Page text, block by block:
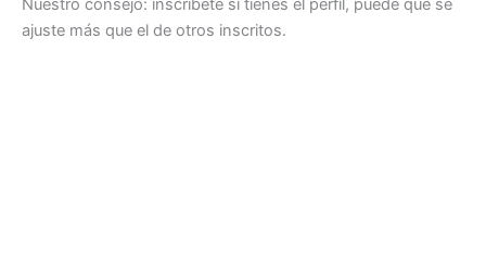
Nuestro consejo: inscríbete si tienes el perfil, puede que se
ajuste más que el de otros inscritos.